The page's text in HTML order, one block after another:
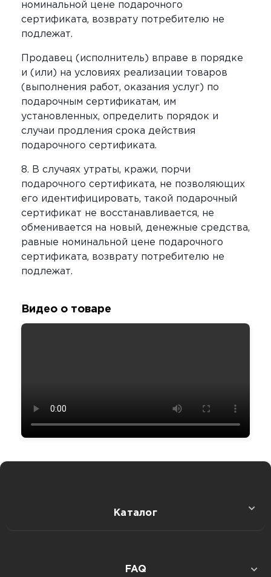
номинальной цене подарочного
сертификата, возврату потребителю не
подлежат.
Продавец (исполнитель) вправе в порядке
и (или) на условиях реализации товаров
(выполнения работ, оказания услуг) по
подарочным сертификатам, им
установленных, определить порядок и
случаи продления срока действия
подарочного сертификата.
8. В случаях утраты, кражи, порчи
подарочного сертификата, не позволяющих
его идентифицировать, такой подарочный
сертификат не восстанавливается, не
обменивается на новый, денежные средства,
равные номинальной цене подарочного
сертификата, возврату потребителю не
подлежат.
Видео о товаре
Каталог
FAQ